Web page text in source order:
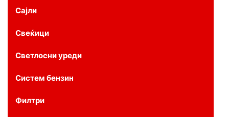
Сајли
Свеќици
Светлосни уреди
Систем бензин
Филтри